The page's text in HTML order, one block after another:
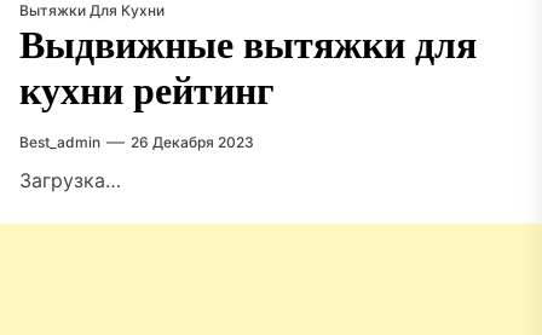
Вытяжки Для Кухни
Выдвижные вытяжки для
кухни рейтинг
Best_admin 26 Декабря 2023
Загрузка…